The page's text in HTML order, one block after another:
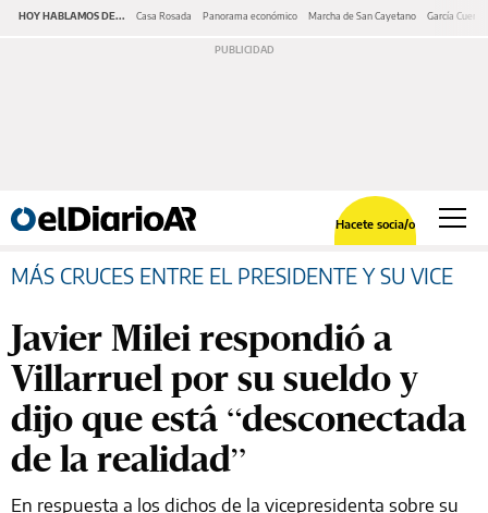
HOY HABLAMOS DE... Casa Rosada Panorama económico Marcha de San Cayetano García Cuerva
Hacete socia/o
MÁS CRUCES ENTRE EL PRESIDENTE Y SU VICE
Javier Milei respondió a
Villarruel por su sueldo y
dijo que está “desconectada
de la realidad”
En respuesta a los dichos de la vicepresidenta sobre su